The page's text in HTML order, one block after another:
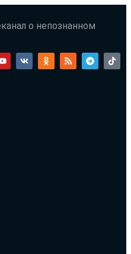
о непознанном